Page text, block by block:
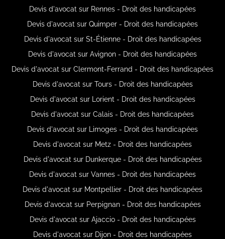
Devis d'avocat sur Rennes - Droit des handicapées
Devis d'avocat sur Quimper - Droit des handicapées
Devis d'avocat sur St-Étienne - Droit des handicapées
Devis d'avocat sur Avignon - Droit des handicapées
Devis d'avocat sur Clermont-Ferrand - Droit des handicapées
Devis d'avocat sur Tours - Droit des handicapées
Devis d'avocat sur Lorient - Droit des handicapées
Devis d'avocat sur Calais - Droit des handicapées
Devis d'avocat sur Limoges - Droit des handicapées
Devis d'avocat sur Metz - Droit des handicapées
Devis d'avocat sur Dunkerque - Droit des handicapées
Devis d'avocat sur Vannes - Droit des handicapées
Devis d'avocat sur Montpellier - Droit des handicapées
Devis d'avocat sur Perpignan - Droit des handicapées
Devis d'avocat sur Ajaccio - Droit des handicapées
Devis d'avocat sur Dijon - Droit des handicapées